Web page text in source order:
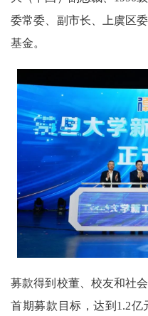
委常委、副市长、上虞区
基金。
募款得到校董、校友和社
首期募款目标，达到1.2